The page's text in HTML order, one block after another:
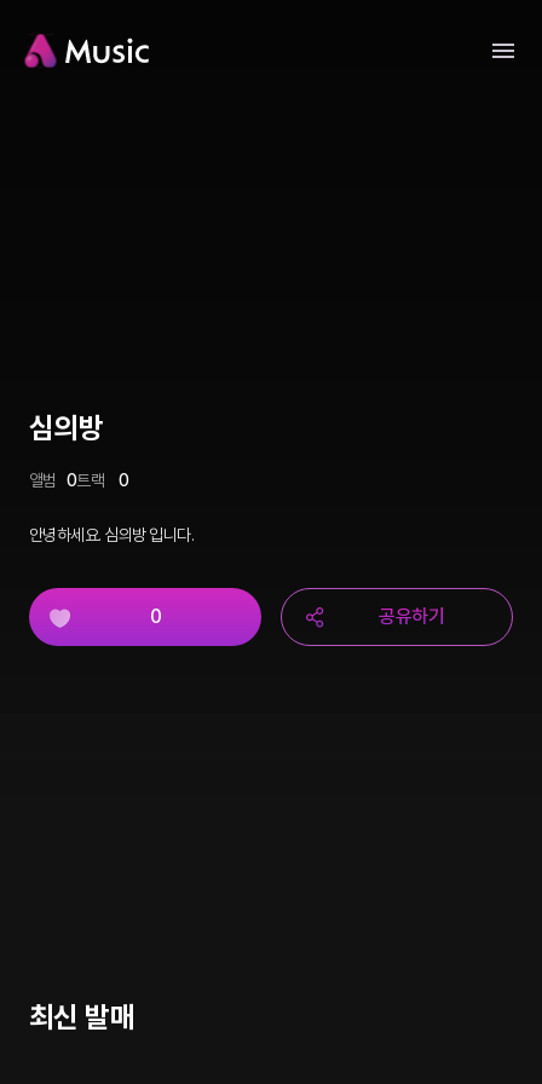
심의방
앨범 0트랙 0
안녕하세요. 심의방 입니다.
0 공유하기
최신 발매